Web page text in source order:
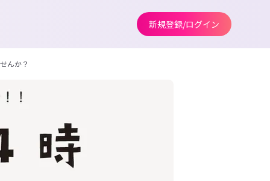
新規登録/ログイン
んか？